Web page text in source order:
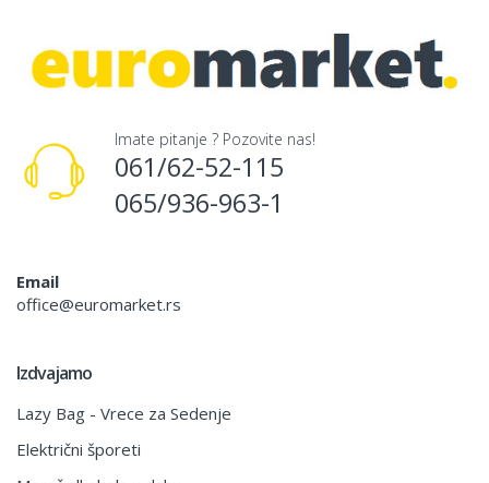
Imate pitanje ? Pozovite nas!
061/62-52-115
065/936-963-1
Email
office@euromarket.rs
Izdvajamo
Lazy Bag - Vrece za Sedenje
Električni šporeti